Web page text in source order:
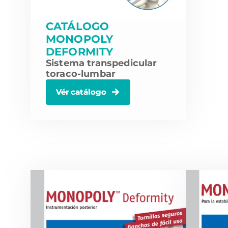
CATÁLOGO
MONOPOLY
DEFORMITY
Sistema transpedicular
toraco-lumbar
Vér catálogo